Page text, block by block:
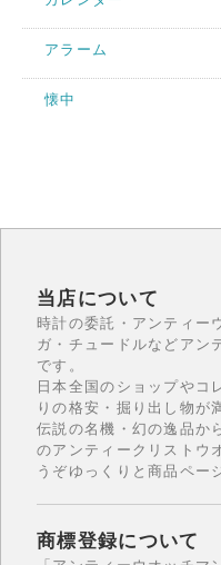
アラーム
懐中
当店について
時計の委託・アンティー
ガ・チュードルなどアン
です。
日本全国のショップやコ
りの格安・掘り出し物が
伝説の名機・幻の逸品か
のアンティークリストウ
うぞゆっくりと商品ペー
商標登録について